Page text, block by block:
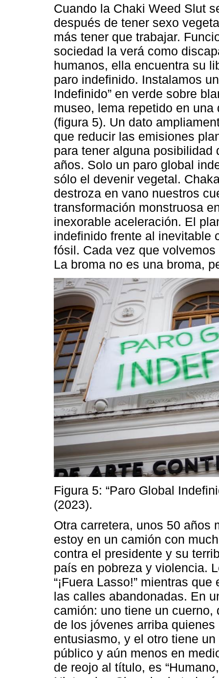
Cuando la Chaki Weed Slut
después de tener sexo
más tener que trabajar.
sociedad la verá como
humanos, ella encuentra su
paro indefinido. Instalamos
Indefinido” en verde sobre
museo, lema repetido en
(figura 5). Un dato
que reducir las emisiones
para tener alguna
años. Solo un paro global
sólo el devenir vegetal.
destroza en vano nuestros
transformación monstruosa
inexorable aceleración. El
indefinido frente al inevitable
fósil. Cada vez que
La broma no es una broma,
Figura 5: “Paro Global
(2023).
Otra carretera, unos 50 años
estoy en un camión con
contra el presidente y su
país en pobreza y violencia.
“¡Fuera Lasso!” mientras
las calles abandonadas. En
camión: uno tiene un
de los jóvenes arriba
entusiasmo, y el otro tiene
público y aún menos en
de reojo al título, es